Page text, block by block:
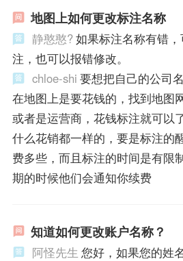
地图上如何更改标注名称
静憨憨?如果标注名称有错
注，也可以报错修改。
chloe-shi 要想把自己的公司
在地图上是要花钱的，找到地图
或者是运营商，花钱标注就可以
什么花销都一样的，要是标注的
费多些，而且标注的时间是有限
期的时候他们会通知你续费
知道如何更改账户名称？
阿怪先生 您好，如果您的姓